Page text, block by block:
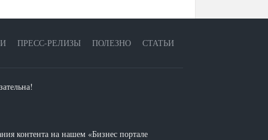
ПРЕСС-РЕЛИЗЫ ПОЛЕЗНО СТАТЬИ
контента на нашем «Бизнес портале